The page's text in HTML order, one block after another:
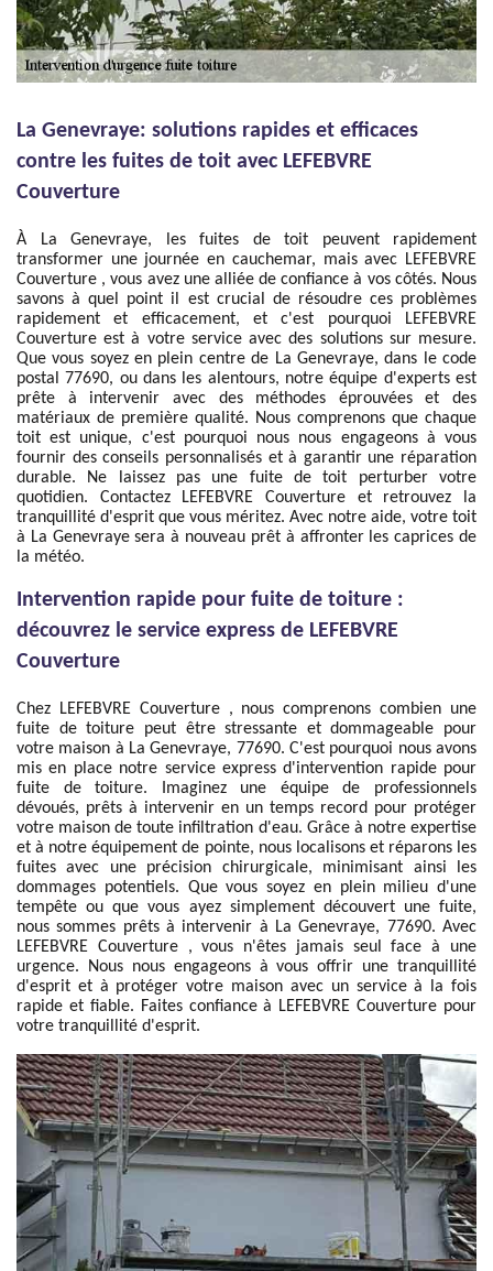
La Genevraye: solutions rapides et efficaces
contre les fuites de toit avec LEFEBVRE
Couverture
À La Genevraye, les fuites de toit peuvent rapidement
transformer une journée en cauchemar, mais avec LEFEBVRE
Couverture , vous avez une alliée de confiance à vos côtés. Nous
savons à quel point il est crucial de résoudre ces problèmes
rapidement et efficacement, et c'est pourquoi LEFEBVRE
Couverture est à votre service avec des solutions sur mesure.
Que vous soyez en plein centre de La Genevraye, dans le code
postal 77690, ou dans les alentours, notre équipe d'experts est
prête à intervenir avec des méthodes éprouvées et des
matériaux de première qualité. Nous comprenons que chaque
toit est unique, c'est pourquoi nous nous engageons à vous
fournir des conseils personnalisés et à garantir une réparation
durable. Ne laissez pas une fuite de toit perturber votre
quotidien. Contactez LEFEBVRE Couverture et retrouvez la
tranquillité d'esprit que vous méritez. Avec notre aide, votre toit
à La Genevraye sera à nouveau prêt à affronter les caprices de
la météo.
Intervention rapide pour fuite de toiture :
découvrez le service express de LEFEBVRE
Couverture
Chez LEFEBVRE Couverture , nous comprenons combien une
fuite de toiture peut être stressante et dommageable pour
votre maison à La Genevraye, 77690. C'est pourquoi nous avons
mis en place notre service express d'intervention rapide pour
fuite de toiture. Imaginez une équipe de professionnels
dévoués, prêts à intervenir en un temps record pour protéger
votre maison de toute infiltration d'eau. Grâce à notre expertise
et à notre équipement de pointe, nous localisons et réparons les
fuites avec une précision chirurgicale, minimisant ainsi les
dommages potentiels. Que vous soyez en plein milieu d'une
tempête ou que vous ayez simplement découvert une fuite,
nous sommes prêts à intervenir à La Genevraye, 77690. Avec
LEFEBVRE Couverture , vous n'êtes jamais seul face à une
urgence. Nous nous engageons à vous offrir une tranquillité
d'esprit et à protéger votre maison avec un service à la fois
rapide et fiable. Faites confiance à LEFEBVRE Couverture pour
votre tranquillité d'esprit.